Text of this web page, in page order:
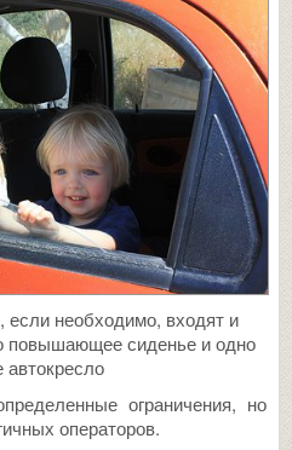
если необходимо, входят и
повышающее сиденье и одно
автокресло
ограничения, но
операторов.